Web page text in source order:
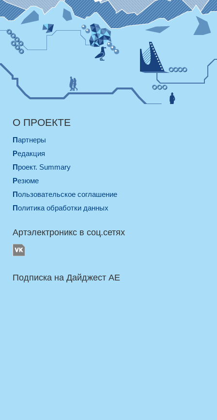
О ПРОЕКТЕ
Партнеры
Редакция
Проект. Summary
Резюме
Пользовательское соглашение
Политика обработки данных
Артэлектроникс в соц.сетях
Подписка на Дайджест AE